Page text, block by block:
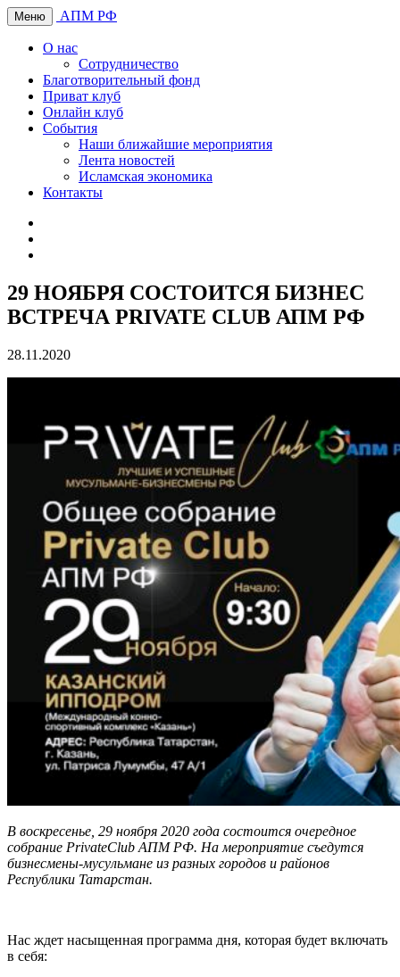
Меню АПМ РФ
О нас
Сотрудничество
Благотворительный фонд
Приват клуб
Онлайн клуб
События
Наши ближайшие мероприятия
Лента новостей
Исламская экономика
Контакты
29 НОЯБРЯ СОСТОИТСЯ БИЗНЕС
ВСТРЕЧА PRIVATE CLUB АПМ РФ
28.11.2020
В воскресенье, 29 ноября 2020 года состоится очередное
собрание PrivateClub АПМ РФ. На мероприятие съедутся
бизнесмены-мусульмане из разных городов и районов
Республики Татарстан.
Нас ждет насыщенная программа дня, которая будет включать
в себя: